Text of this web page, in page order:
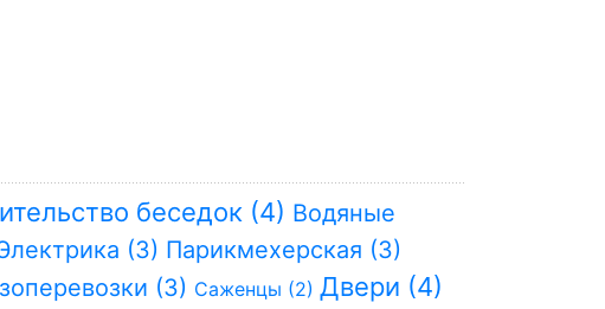
беседок (4) Водяные
(3) Парикмехерская (3)
(3) Саженцы (2) Двери (4)